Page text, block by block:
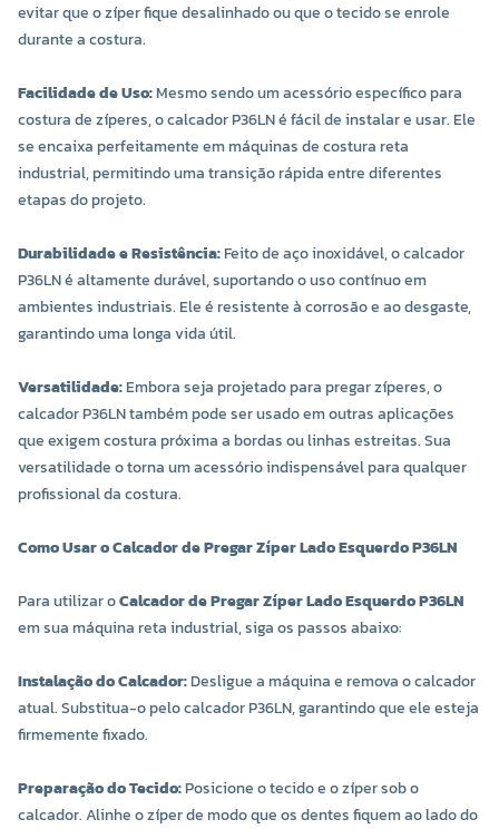
evitar que o zíper fique desalinhado ou que o tecido se enrole
durante a costura.
Facilidade de Uso:Mesmo sendo um acessório específico para
costura de zíperes, o calcador P36LN é fácil de instalar e usar. Ele
se encaixa perfeitamente em máquinas de costura reta
industrial, permitindo uma transição rápida entre diferentes
etapas do projeto.
Durabilidade e Resistência:Feito de aço inoxidável, o calcador
P36LN é altamente durável, suportando o uso contínuo em
ambientes industriais. Ele é resistente à corrosão e ao desgaste,
garantindo uma longa vida útil.
Versatilidade:Embora seja projetado para pregar zíperes, o
calcador P36LN também pode ser usado em outras aplicações
que exigem costura próxima a bordas ou linhas estreitas. Sua
versatilidade o torna um acessório indispensável para qualquer
profissional da costura.
Como Usar o Calcador de Pregar Zíper Lado Esquerdo P36LN
Para utilizar oCalcador de Pregar Zíper Lado Esquerdo P36LN
em sua máquina reta industrial, siga os passos abaixo:
Instalação do Calcador:Desligue a máquina e remova o calcador
atual. Substitua-o pelo calcador P36LN, garantindo que ele esteja
firmemente fixado.
Preparação do Tecido:Posicione o tecido e o zíper sob o
calcador. Alinhe o zíper de modo que os dentes fiquem ao lado do